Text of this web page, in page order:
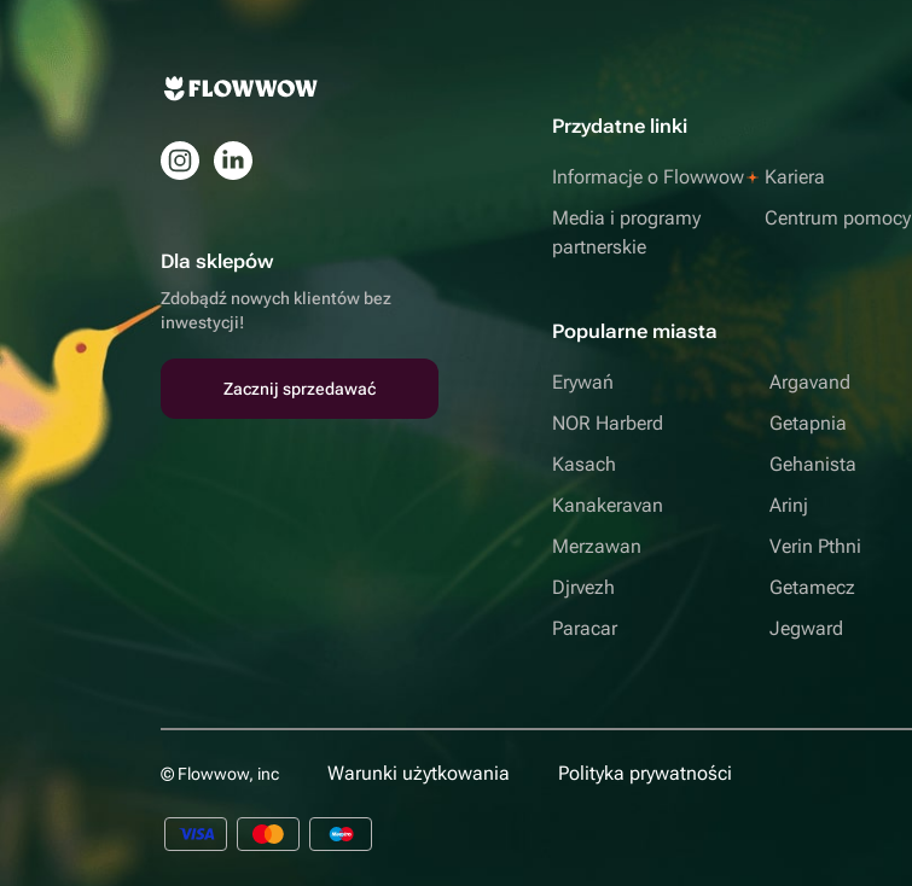
Dla sklepów
Zdobądź nowych klientów bez
inwestycji!
Zacznij sprzedawać
Przydatne linki
Informacje o Flowwow
Media i programy
partnerskie
Kariera
Centrum pomocy
Popularne miasta
Erywań
NOR Harberd
Kasach
Kanakeravan
Merzawan
Djrvezh
Paracar
Argavand
Getapnia
Gehanista
Arinj
Verin Pthni
Getamecz
Jegward
© Flowwow, inc Warunki użytkowania Polityka prywatności